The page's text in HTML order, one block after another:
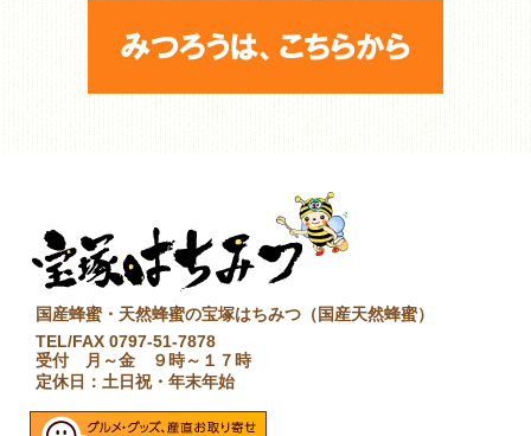
国産蜂蜜・天然蜂蜜の宝塚はちみつ（国産天然蜂蜜）
TEL/FAX 0797-51-7878
受付 月～金 ９時～１７時
定休日：土日祝・年末年始